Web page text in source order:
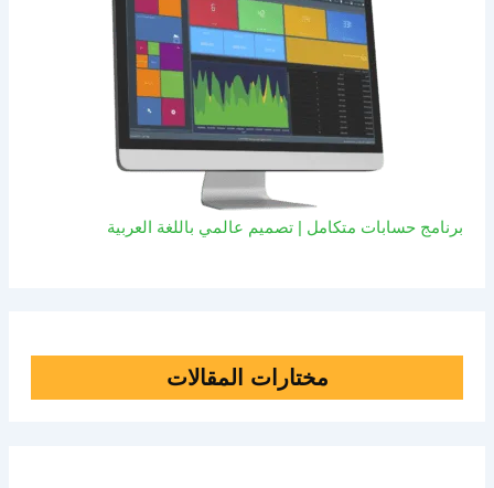
برنامج حسابات متكامل | تصميم عالمي باللغة العربية
مختارات المقالات